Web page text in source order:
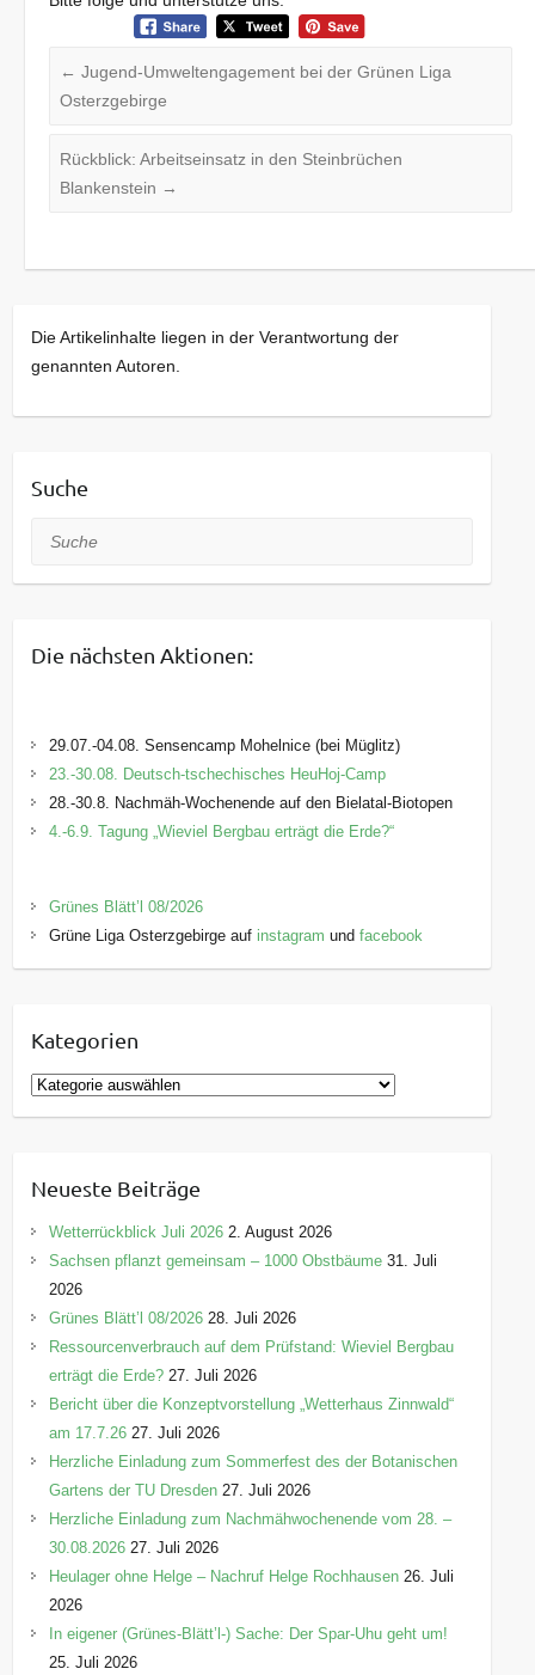
← Jugend-Umweltengagement bei der Grünen Liga
Osterzgebirge
Rückblick: Arbeitseinsatz in den Steinbrüchen
Blankenstein →
Die Artikelinhalte liegen in der Verantwortung der
genannten Autoren.
Suche
Suche
Die nächsten Aktionen:
29.07.-04.08. Sensencamp Mohelnice (bei Müglitz)
23.-30.08. Deutsch-tschechisches HeuHoj-Camp
28.-30.8. Nachmäh-Wochenende auf den Bielatal-Biotopen
4.-6.9. Tagung „Wieviel Bergbau erträgt die Erde?“
Grünes Blätt’l 08/2026
Grüne Liga Osterzgebirge auf instagram undfacebook
Kategorien
K
a
g
o
r
e
n
Neueste Beiträge
Wetterrückblick Juli 2026 2. August 2026
Sachsen pflanzt gemeinsam – 1000 Obstbäume 31. Juli
2026
Grünes Blätt’l 08/2026 28. Juli 2026
Ressourcenverbrauch auf dem Prüfstand: Wieviel Bergbau
erträgt die Erde? 27. Juli 2026
Bericht über die Konzeptvorstellung „Wetterhaus Zinnwald“
am 17.7.26 27. Juli 2026
Herzliche Einladung zum Sommerfest des der Botanischen
Gartens der TU Dresden 27. Juli 2026
Herzliche Einladung zum Nachmähwochenende vom 28. –
30.08.2026 27. Juli 2026
Heulager ohne Helge – Nachruf Helge Rochhausen 26. Juli
2026
In eigener (Grünes-Blätt’l-) Sache: Der Spar-Uhu geht um!
25. Juli 2026